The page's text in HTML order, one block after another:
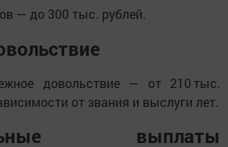
— до 300 тыс. рублей.
довольствие — от 210 тыс.
от звания и выслуги лет.
выплаты